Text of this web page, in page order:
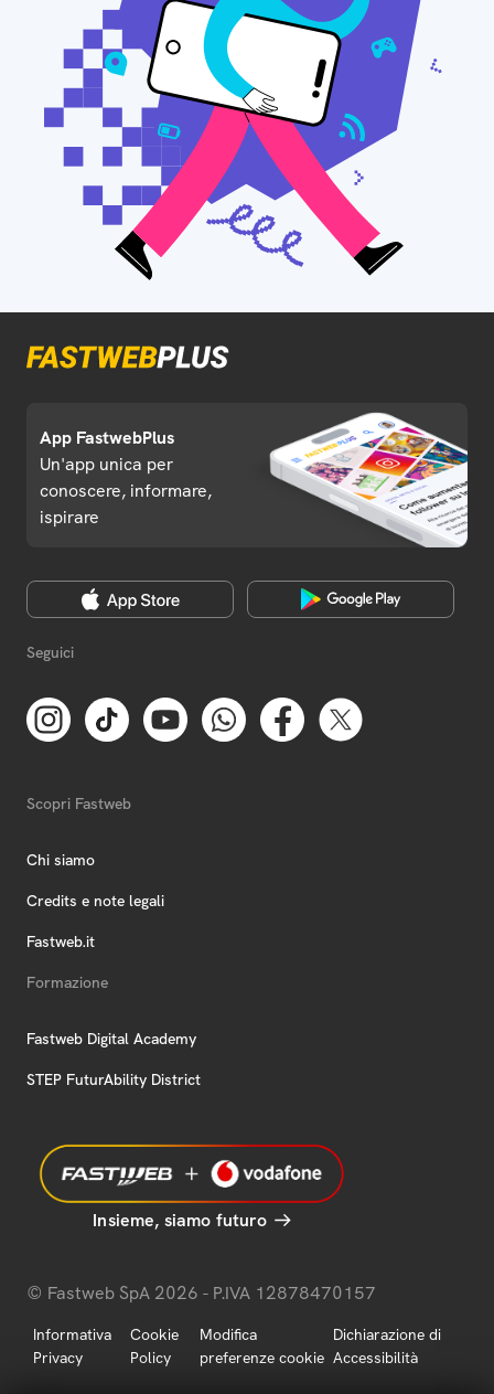
App FastwebPlus
Un'app unica per
conoscere, informare,
ispirare
Seguici
Scopri Fastweb
Chi siamo
Credits e note legali
Fastweb.it
Formazione
Fastweb Digital Academy
STEP FuturAbility District
Insieme, siamo futuro
© Fastweb SpA 2026 - P.IVA 12878470157
Informativa
Privacy
Cookie
Policy
Modifica
preferenze cookie
Dichiarazione di
Accessibilità